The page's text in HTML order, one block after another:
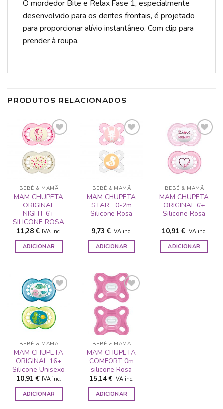
O mordedor Bite e Relax Fase 1, especialmente
desenvolvido para os dentes frontais, é projetado
para proporcionar alívio instantâneo. Com clip para
prender à roupa.
PRODUTOS RELACIONADOS
ADICIONAR
A LISTA DE
BEBÉ & MAMÃ
MAM CHUPETA
ORIGINAL
NIGHT 6+
SILICONE ROSA
11,28€ IVA inc.
ADICIONAR
ADICIONAR
A LISTA DE
BEBÉ & MAMÃ
MAM CHUPETA
START 0-2m
Silicone Rosa
9,73€ IVA inc.
ADICIONAR
ADICIONAR
A LISTA DE
BEBÉ & MAMÃ
MAM CHUPETA
ORIGINAL 6+
Silicone Rosa
10,91€ IVA inc.
ADICIONAR
ADICIONAR
A LISTA DE
BEBÉ & MAMÃ
MAM CHUPETA
ORIGINAL 16+
Silicone Unisexo
10,91€ IVA inc.
ADICIONAR
ADICIONAR
A LISTA DE
DESEJOS
BEBÉ & MAMÃ
MAM CHUPETA
COMFORT 0m
silicone Rosa
15,14€ IVA inc.
ADICIONAR